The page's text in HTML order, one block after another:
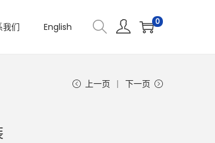
我们 English 0
上一页 下一页